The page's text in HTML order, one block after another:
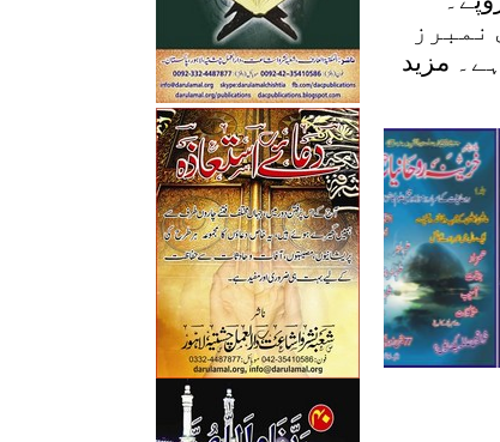
نمبرز
مزید